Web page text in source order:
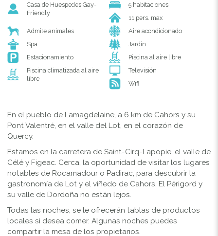
Casa de Huespedes Gay-
Friendly
5 habitaciones
11 pers. max
Admite animales
Aire acondicionado
Spa
Jardín
Estacionamiento
Piscina al aire libre
Piscina climatizada al aire
libre
Televisión
Wifi
En el pueblo de Lamagdelaine, a 6 km de Cahors y su
Pont Valentré, en el valle del Lot, en el corazón de
Quercy.
Estamos en la carretera de Saint-Cirq-Lapopie, el valle de
Célé y Figeac. Cerca, la oportunidad de visitar los lugares
notables de Rocamadour o Padirac, para descubrir la
gastronomía de Lot y el viñedo de Cahors. El Périgord y
su valle de Dordoña no están lejos.
Todas las noches, se le ofrecerán tablas de productos
locales si desea comer. Algunas noches puedes
compartir la mesa de los propietarios.